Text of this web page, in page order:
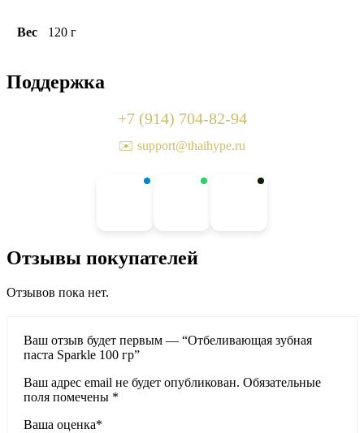
Вес 120 г
Поддержка
+7 (914) 704-82-94
✉️ support@thaihype.ru
Отзывы покупателей
Отзывов пока нет.
Ваш отзыв будет первым — “Отбеливающая зубная
паста Sparkle 100 гр”
Ваш адрес email не будет опубликован. Обязательные
поля помечены *
Ваша оценка*